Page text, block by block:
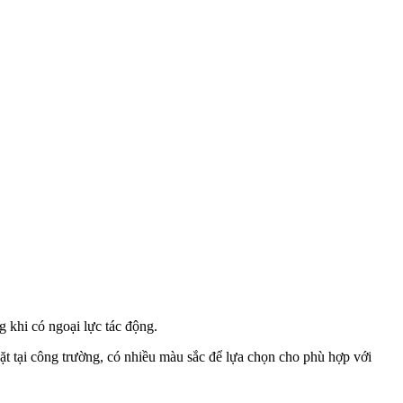
khi có ngoại lực tác động.
tại công trường, có nhiều màu sắc để lựa chọn cho phù hợp với